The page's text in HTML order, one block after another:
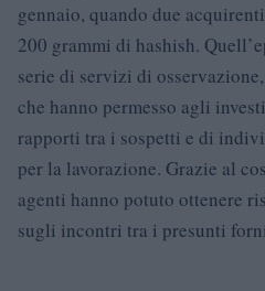
gennaio, quando due
200 grammi di hashish.
serie di servizi di
che hanno permesso agli
rapporti tra i sospetti e di
per la lavorazione. Grazie al
agenti hanno potuto ottenere
sugli incontri tra i presunti